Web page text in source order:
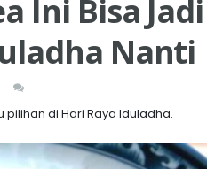
Ini Bisa Jadi
Nanti
di Hari Raya Iduladha.